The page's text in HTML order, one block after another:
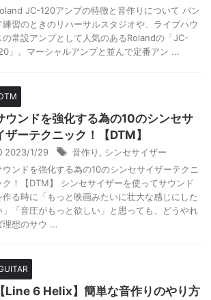
JC-120アンプの特徴と音作りについて バン
練習のときのリハーサルスタジオや、ライブハウ
の常設アンプとして人気のあるRolandの「JC-
」。マーシャルアンプと並んで定番アン ...
ウンドを強化する為の10のシンセサ
ザーテクニック！【DTM】
2023/1/29 音作り
シンセサイザー
ウンドを強化する為の10のシンセサイザーテクニ
ク！【DTM】 シンセサイザーを使ってサウンド
作る時に「もっと映画みたいに壮大な感じにした
」「音圧がもっと欲しい」と思っても、どうやれ
理想のサウ ...
【Line 6 Helix】簡単な音作りのやり方